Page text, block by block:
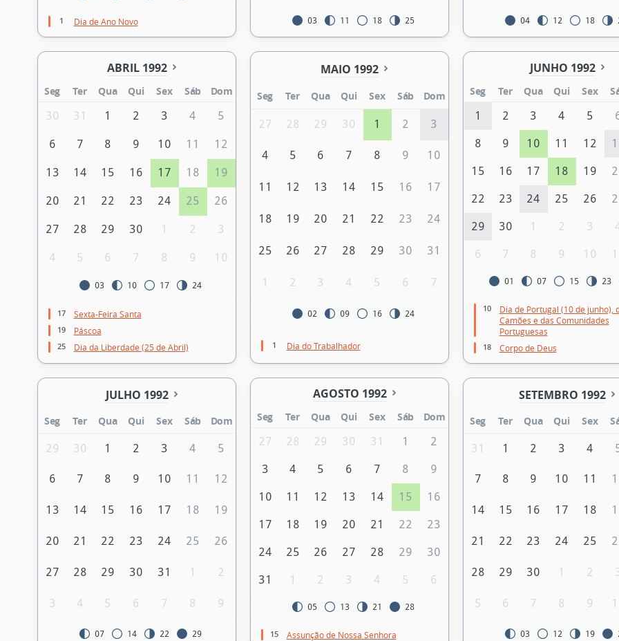
1 Dia de Ano Novo 03 11 18 25 04 12 18
ABRIL 1992
Seg Ter Qua Qui Sex Sáb
Dom
30
31 1 2 3 4 5
6 7 8 9 10 11 12
13 14 15 16 17 18 19
20 21 22 23 24 25 26
27 28 29 30 1 2 3
4 5 6 7 8 9 10
03 10 17 24
17 Sexta-Feira Santa
19 Páscoa
25 Dia da Liberdade (25 de Abril)
MAIO 1992
Seg Ter Qua Qui Sex Sáb Dom
27 28 29 30 1 2 3
4 5 6 7 8 9 10
11 12 13 14 15 16 17
18 19 20 21 22 23 24
25 26 27 28 29 30 31
1 2 3 4 5 6 7
02 09 16 24
1 Dia do Trabalhador
JUNHO 1992
Seg Ter Qua Qui Sex
1
2 3 4 5
8 9 10 11 12
15 16 17 18 19
22 23 24 25 26
29 30 1 2 3
6 7 8 9 10
01 07 15 23
10
Dia de Portugal (10 de junho),
Camões e das Comunidades
Portuguesas
18 Corpo de Deus
JULHO 1992
Seg Ter Qua Qui Sex Sáb Dom
29 30 1 2 3 4 5
6 7 8 9 10 11 12
13 14 15 16 17 18 19
20 21 22 23 24 25 26
27 28 29 30 31 1 2
3 4 5 6 7 8 9
07 14 22 29
AGOSTO 1992
Seg Ter Qua Qui Sex Sáb
Dom
27
28 29 30 31 1 2
3 4 5 6 7 8 9
10 11 12 13 14 15 16
17 18 19 20 21 22 23
24 25 26 27 28 29 30
31 1 2 3 4 5 6
05 13 21 28
15 Assunção de Nossa Senhora
SETEMBRO 1992
Seg Ter Qua Qui Sex
31 1 2 3 4
7 8 9 10 11
14 15 16 17 18
21 22 23 24 25
28 29 30 1 2
5 6 7 8 9
03 12 19